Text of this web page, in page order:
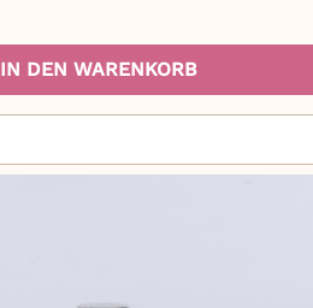
IN DEN WARENKORB